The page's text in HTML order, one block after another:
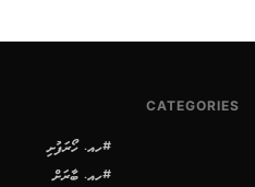
CATEGORIES
#ހއ. ހޯރަފުށި
#ހއ. ބާރަށް